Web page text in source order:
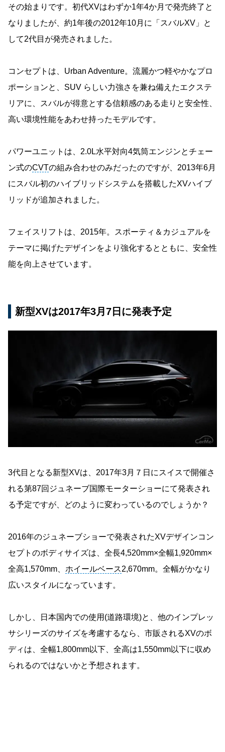
その始まりです。初代XVはわずか1年4か月で発売終了と
なりましたが、約1年後の2012年10月に「スバルXV」と
して2代目が発売されました。
コンセプトは、Urban Adventure。流麗かつ軽やかなプロ
ポーションと、SUV らしい力強さを兼ね備えたエクステ
リアに、スバルが得意とする信頼感のある走りと安全性、
高い環境性能をあわせ持ったモデルです。
パワーユニットは、2.0L水平対向4気筒エンジンとチェー
ン式のCVTの組み合わせのみだったのですが、2013年6月
にスバル初のハイブリッドシステムを搭載したXVハイブ
リッドが追加されました。
フェイスリフトは、2015年。スポーティ＆カジュアルを
テーマに掲げたデザインをより強化するとともに、安全性
能を向上させています。
新型XVは2017年3月7日に発表予定
3代目となる新型XVは、2017年3月７日にスイスで開催さ
れる第87回ジュネーブ国際モーターショーにて発表され
る予定ですが、どのように変わっているのでしょうか？
2016年のジュネーブショーで発表されたXVデザインコン
セプトのボディサイズは、全長4,520mm×全幅1,920mm×
全高1,570mm、 ホイールベース2,670mm。全幅がかなり
広いスタイルになっています。
しかし、日本国内での使用(道路環境)と、他のインプレッ
サシリーズのサイズを考慮するなら、市販されるXVのボ
ディは、全幅1,800mm以下、全高は1,550mm以下に収め
られるのではないかと予想されます。